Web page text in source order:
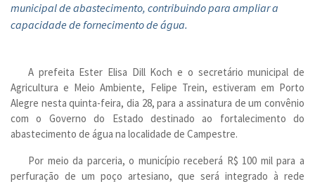
municipal de abastecimento, contribuindo para ampliar a
capacidade de fornecimento de água.
A prefeita Ester Elisa Dill Koch e o secretário municipal de
Agricultura e Meio Ambiente, Felipe Trein, estiveram em Porto
Alegre nesta quinta-feira, dia 28, para a assinatura de um convênio
com o Governo do Estado destinado ao fortalecimento do
abastecimento de água na localidade de Campestre.
Por meio da parceria, o município receberá R$ 100 mil para a
perfuração de um poço artesiano, que será integrado à rede